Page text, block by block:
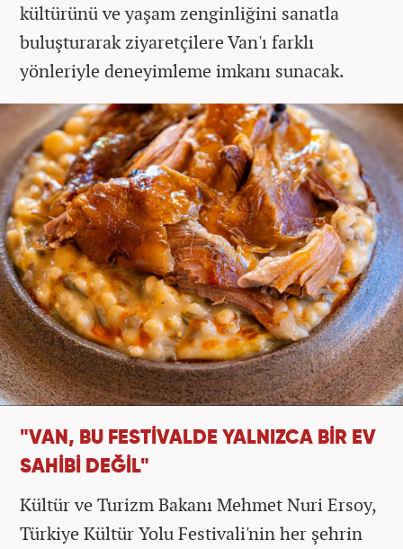
kültürünü ve yaşam zenginliğini sanatla
buluşturarak ziyaretçilere Van'ı farklı
yönleriyle deneyimleme imkanı sunacak.
"VAN, BU FESTİVALDE YALNIZCA BİR EV
SAHİBİ DEĞİL"
Kültür ve Turizm Bakanı Mehmet Nuri Ersoy,
Türkiye Kültür Yolu Festivali'nin her şehrin